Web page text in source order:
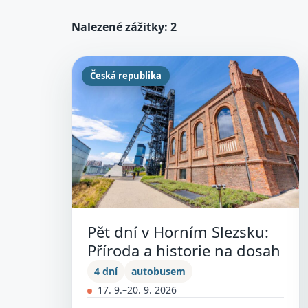
Nalezené zážitky: 2
Česká republika
Pět dní v Horním Slezsku:
Příroda a historie na dosah
4 dní
autobusem
17. 9.–20. 9. 2026